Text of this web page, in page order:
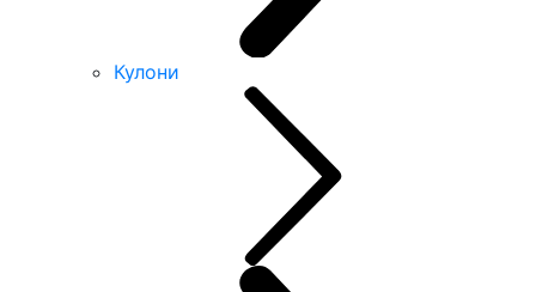
Кулони